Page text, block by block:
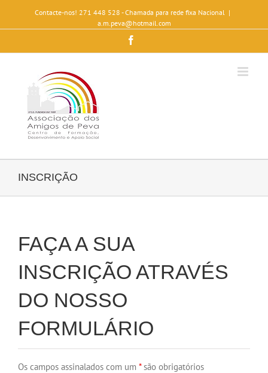
Contacte-nos! 271 448 528 - Chamada para rede fixa Nacional |
a.m.peva@hotmail.com
INSCRIÇÃO
FAÇA A SUA
INSCRIÇÃO ATRAVÉS
DO NOSSO
FORMULÁRIO
Os campos assinalados com um *são obrigatórios